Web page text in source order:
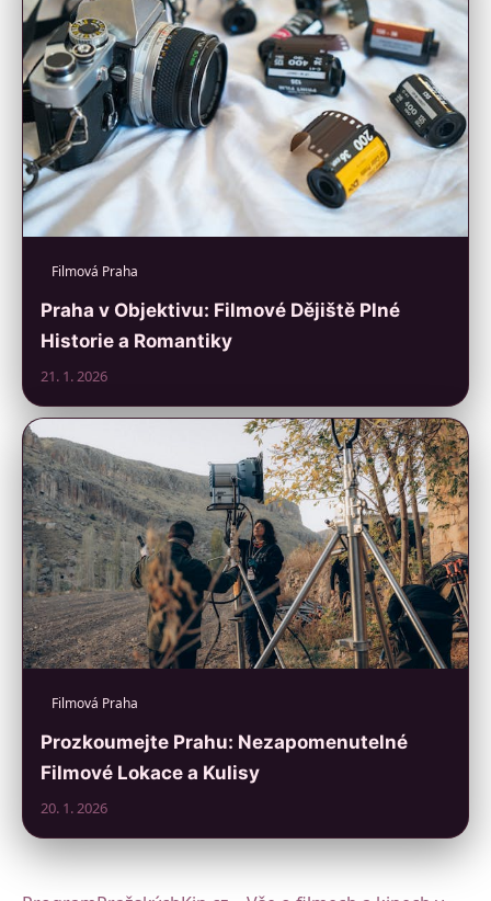
Filmová Praha
Praha v Objektivu: Filmové Dějiště Plné
Historie a Romantiky
21. 1. 2026
Filmová Praha
Prozkoumejte Prahu: Nezapomenutelné
Filmové Lokace a Kulisy
20. 1. 2026